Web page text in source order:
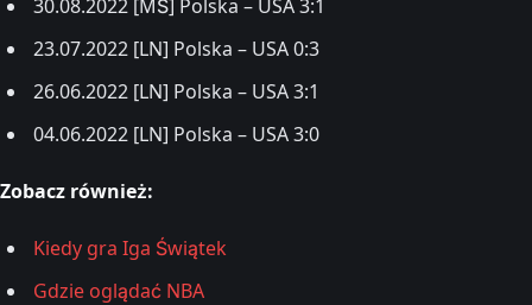
30.08.2022 [MŚ] Polska – USA 3:1
23.07.2022 [LN] Polska – USA 0:3
26.06.2022 [LN] Polska – USA 3:1
04.06.2022 [LN] Polska – USA 3:0
Zobacz również:
Kiedy gra Iga Świątek
Gdzie oglądać NBA